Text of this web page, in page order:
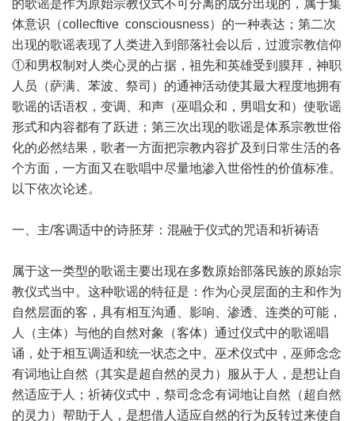
的歌谣是作为原始宗教仪式不可分离的成分出现的，属于集
体意识（collecftive consciousness）的一种表达；第二次
出现的歌谣表现了人类进入到部落社会以后，过渡宗教信仰
①和男权制对人类心灵的占据，祖先和英雄受到膜拜，神职
人员（萨满、苯波、祭司）的通神活动使其最大程度地拥有
歌谣的话语权，变调、和声（巫唱众和，男唱女和）使歌谣
形式和内容都有了跃进；第三次出现的歌谣是体系宗教世俗
化的必然结果，歌者一方面把宗教内容扩及到日常生活的各
个方面，一方面又在歌唱中尽量地渗入世俗性的价值标准。
以下依次论述。
一、主/客调适中的诗胚芽：混融于仪式的咒语和祈祷语
属于这一类型的歌谣主要出现在多数原始部落民族的原始宗
教仪式当中。这种歌谣的特征是：作为心灵层面的主和作为
自然层面的客，具有相互沟通、影响、渗透、连类的可能，
人（主体）与他的自然对象（客体）通过仪式中的歌谣唱
诵，处于相互调适和统一状态之中。巫术仪式中，巫师念念
有词地让自然（其实是超自然的灵力）服从于人，是想让自
然适应于人；祈祷仪式中，祭司念念有词地让自然（超自然
的灵力）帮助于人，是想借人适应自然的行为反转过来使自